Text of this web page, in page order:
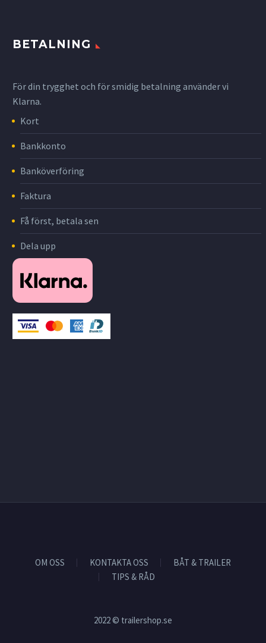
BETALNING
För din trygghet och för smidig betalning använder vi
Klarna.
Kort
Bankkonto
Banköverföring
Faktura
Få först, betala sen
Dela upp
OM OSS KONTAKTA OSS
BÅT & TRAILER
TIPS & RÅD
2022 © trailershop.se